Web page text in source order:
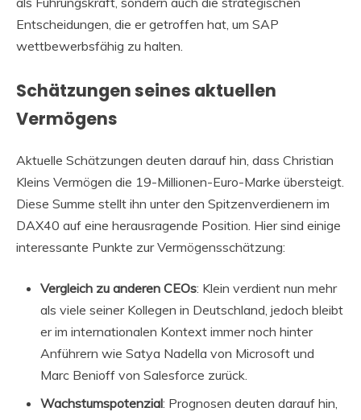
Entscheidungen, die er getroffen hat, um SAP
wettbewerbsfähig zu halten.
Schätzungen seines aktuellen
Vermögens
Aktuelle Schätzungen deuten darauf hin, dass Christian
Kleins Vermögen die 19-Millionen-Euro-Marke übersteigt.
Diese Summe stellt ihn unter den Spitzenverdienern im
DAX40 auf eine herausragende Position. Hier sind einige
interessante Punkte zur Vermögensschätzung:
Vergleich zu anderen CEOs: Klein verdient nun mehr
als viele seiner Kollegen in Deutschland, jedoch bleibt
er im internationalen Kontext immer noch hinter
Anführern wie Satya Nadella von Microsoft und
Marc Benioff von Salesforce zurück.
Wachstumspotenzial: Prognosen deuten darauf hin,